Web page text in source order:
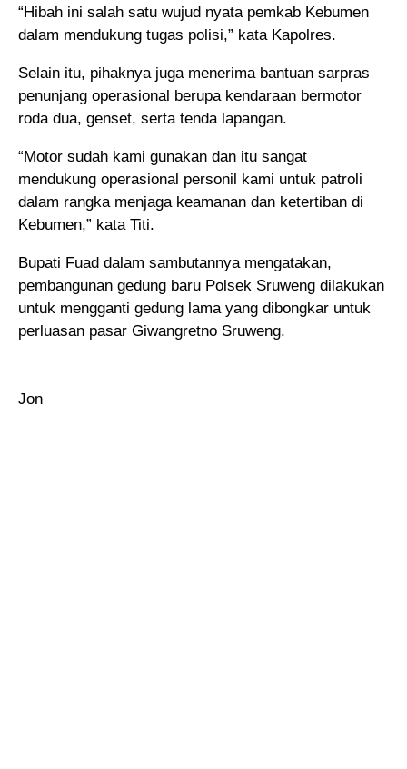
“Hibah ini salah satu wujud nyata pemkab Kebumen
dalam mendukung tugas polisi,” kata Kapolres.
Selain itu, pihaknya juga menerima bantuan sarpras
penunjang operasional berupa kendaraan bermotor
roda dua, genset, serta tenda lapangan.
“Motor sudah kami gunakan dan itu sangat
mendukung operasional personil kami untuk patroli
dalam rangka menjaga keamanan dan ketertiban di
Kebumen,” kata Titi.
Bupati Fuad dalam sambutannya mengatakan,
pembangunan gedung baru Polsek Sruweng dilakukan
untuk mengganti gedung lama yang dibongkar untuk
perluasan pasar Giwangretno Sruweng.
Jon